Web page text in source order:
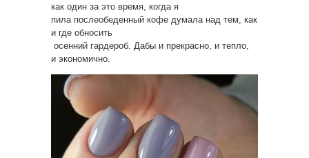
как один за это время, когда я
пила послеобеденный кофе думала над тем, как
и где обносить
осенний гардероб. Дабы и прекрасно, и тепло,
и экономично.